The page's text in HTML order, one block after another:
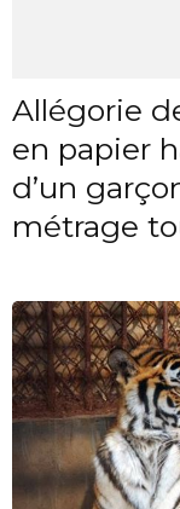
Allégorie
en papier
d’un
métrage